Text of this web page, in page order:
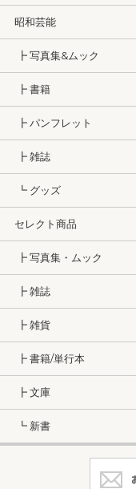
昭和芸能
┣ 写真集&ムック
┣ 書籍
┣ パンフレット
┣ 雑誌
┗ グッズ
セレクト商品
┣ 写真集・ムック
┣ 雑誌
┣ 雑貨
┣ 書籍/単行本
┣ 文庫
┗ 新書